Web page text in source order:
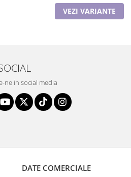
VEZI VARIANTE
ne in social media
DATE COMERCIALE